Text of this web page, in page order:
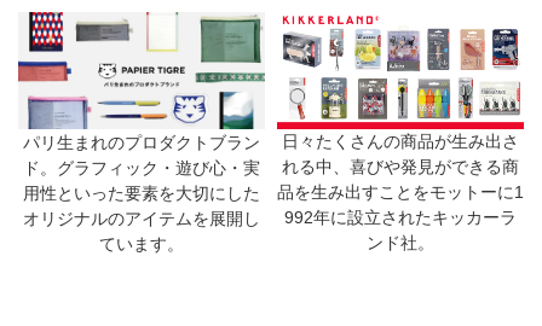
パリ生まれのプロダクトブラン
ド。グラフィック・遊び心・実
用性といった要素を大切にした
オリジナルのアイテムを展開し
ています。
日々たくさんの商品が生み出さ
れる中、喜びや発見ができる商
品を生み出すことをモットーに1
992年に設立されたキッカーラ
ンド社。